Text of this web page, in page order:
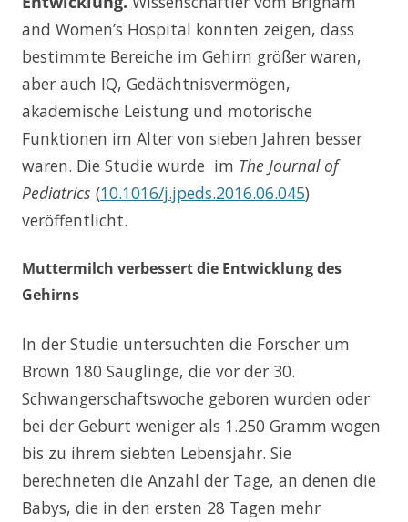
and Women’s Hospital konnten zeigen, dass
bestimmte Bereiche im Gehirn größer waren,
aber auch IQ, Gedächtnisvermögen,
akademische Leistung und motorische
Funktionen im Alter von sieben Jahren besser
waren. Die Studie wurde im The Journal of
Pediatrics (10.1016/j.jpeds.2016.06.045)
veröffentlicht.
Muttermilch verbessert die Entwicklung des
Gehirns
In der Studie untersuchten die Forscher um
Brown 180 Säuglinge, die vor der 30.
Schwangerschaftswoche geboren wurden oder
bei der Geburt weniger als 1.250 Gramm wogen
bis zu ihrem siebten Lebensjahr. Sie
berechneten die Anzahl der Tage, an denen die
Babys, die in den ersten 28 Tagen mehr